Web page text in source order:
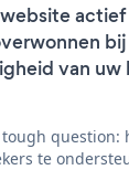
van uw
question:
te